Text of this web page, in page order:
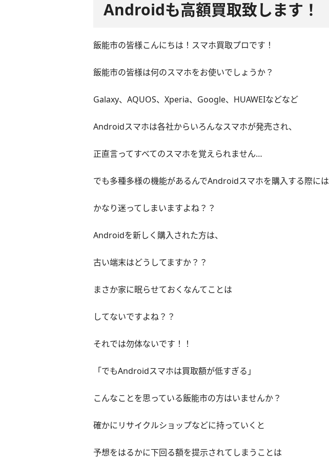
Androidも高額買取致します！
飯能市の皆様こんにちは！スマホ買取プロです！
飯能市の皆様は何のスマホをお使いでしょうか？
Galaxy、AQUOS、Xperia、Google、HUAWEIなどなど
Androidスマホは各社からいろんなスマホが発売され、
正直言ってすべてのスマホを覚えられません…
でも多種多様の機能があるんでAndroidスマホを購入する際には
かなり迷ってしまいますよね？？
Androidを新しく購入された方は、
古い端末はどうしてますか？？
まさか家に眠らせておくなんてことは
してないですよね？？
それでは勿体ないです！！
「でもAndroidスマホは買取額が低すぎる」
こんなことを思っている飯能市の方はいませんか？
確かにリサイクルショップなどに持っていくと
予想をはるかに下回る額を提示されてしまうことは